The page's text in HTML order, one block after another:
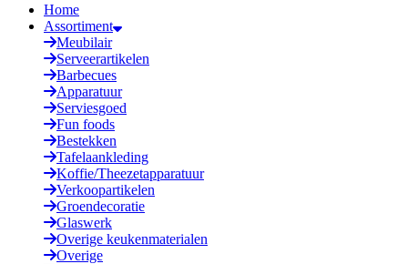
Home
Assortiment
Meubilair
Serveerartikelen
Barbecues
Apparatuur
Serviesgoed
Fun foods
Bestekken
Tafelaankleding
Koffie/Theezetapparatuur
Verkoopartikelen
Groendecoratie
Glaswerk
Overige keukenmaterialen
Overige